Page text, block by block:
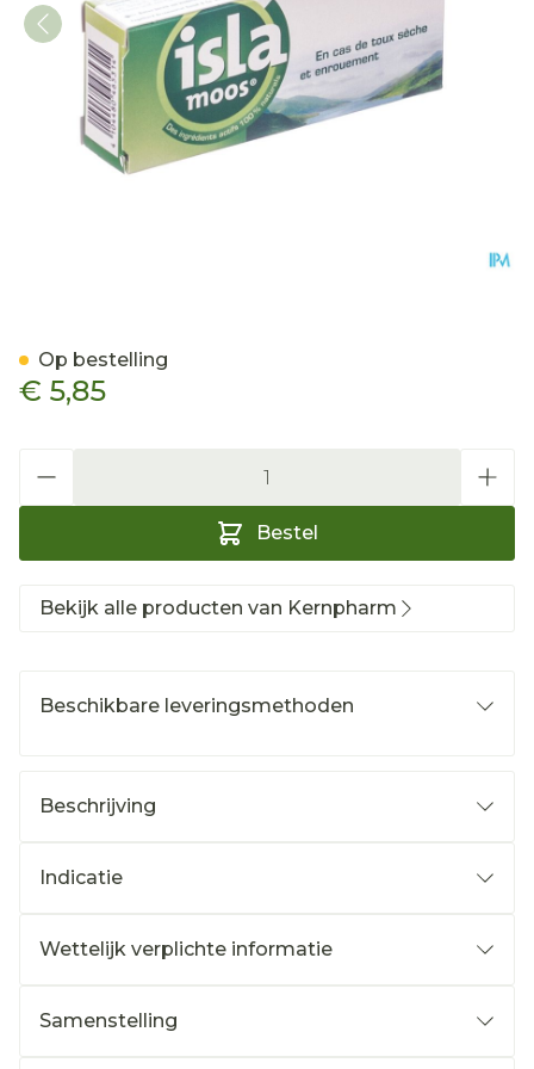
€ 5,85
Bestel
Op bestelling
Bekijk alle producten van Kernpharm
Beschikbare leveringsmethoden
Beschrijving
Indicatie
Wettelijk verplichte informatie
Samenstelling